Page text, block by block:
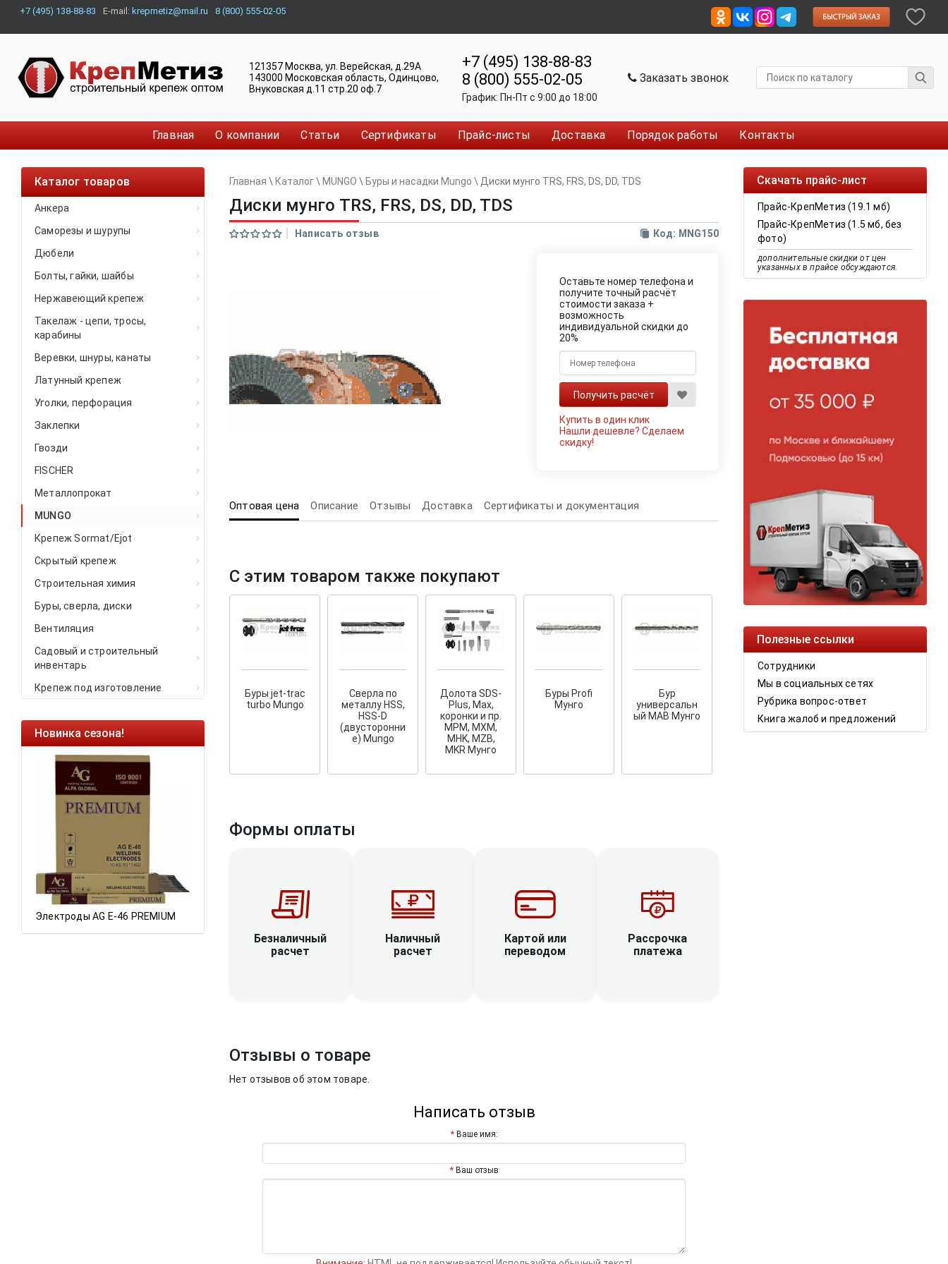
+7 (495) 138-88-83 E-mail: krepmetiz@mail.ru 8 (800) 555-02-05
121357 Москва, ул. Верейская, д.29А
143000 Московская область, Одинцово,
Внуковская д.11 стр.20 оф.7
+7 (495) 138-88-83
8 (800) 555-02-05
График: Пн-Пт c 9:00 до 18:00
Заказать звонок
Главная О компании Статьи Сертификаты Прайс-листы Доставка Порядок работы Контакты
Каталог товаров
Анкера
Саморезы и шурупы
Дюбели
Болты, гайки, шайбы
Нержавеющий крепеж
Такелаж - цепи, тросы,
карабины
Веревки, шнуры, канаты
Латунный крепеж
Уголки, перфорация
Заклепки
Гвозди
FISCHER
Металлопрокат
MUNGO
Крепеж Sormat/Ejot
Скрытый крепеж
Строительная химия
Буры, сверла, диски
Вентиляция
Садовый и строительный
инвентарь
Крепеж под изготовление
Новинка сезона!
Электроды AG E-46 PREMIUM
Ликвидация остатков!
HARPOON EURO
Cкрытый крепеж
Скачать прайс-лист
Прайс-КрепМетиз (19.1 мб)
Прайс-КрепМетиз (1.5 мб, без
фото)
дополнительные скидки от цен
указанных в прайсе обсуждаются.
Полезные ссылки
Сотрудники
Мы в социальных сетях
Рубрика вопрос-ответ
Книга жалоб и предложений
Главная \ Каталог\ MUNGO \ Буры и насадки Mungo \ Диски мунго TRS, FRS, DS, DD, TDS
Диски мунго TRS, FRS, DS, DD, TDS
Написать отзыв Код: MNG150
Оставьте номер телефона и
получите точный расчёт
стоимости заказа +
возможность
индивидуальной скидки до
20%
Купить в один клик
Нашли дешевле?Сделаем
скидку!
Оптовая цена Описание Отзывы Доставка Сертификаты и документация
С этим товаром также покупают
Буры jet-trac
turbo Mungo
Сверла по
металлу HSS,
HSS-D
(двусторонни
е) Mungo
Долота SDS-
Plus, Max,
коронки и пр.
MPM, MXM,
MHK, MZB,
MKR Мунго
Буры Profi
Мунго
Бур
универсальн
ый MAB Мунго
Формы оплаты
Безналичный
расчет
Наличный
расчет
Картой или
переводом
Рассрочка
платежа
Отзывы о товаре
Нет отзывов об этом товаре.
Написать отзыв
Ваше имя:
Ваш отзыв